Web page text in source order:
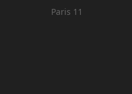
Paris 11